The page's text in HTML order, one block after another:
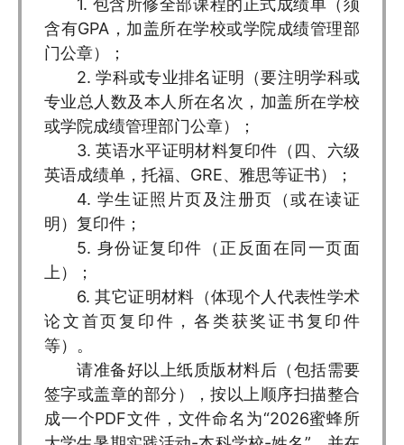
1. 包含所修全部课程的正式成绩单（须
含有GPA，加盖所在学校或学院成绩管理部
门公章）；
2. 学科或专业排名证明（要注明学科或
专业总人数及本人所在名次，加盖所在学校
或学院成绩管理部门公章）；
3. 英语水平证明材料复印件（四、六级
英语成绩单，托福、GRE、雅思等证书）；
4. 学生证照片页及注册页（或在读证
明）复印件；
5. 身份证复印件（正反面在同一页面
上）；
6. 其它证明材料（体现个人代表性学术
论文首页复印件，各类获奖证书复印件
等）。
请准备好以上纸质版材料后（包括需要
签字或盖章的部分），按以上顺序扫描整合
成一个PDF文件，文件命名为“2026蜜蜂所